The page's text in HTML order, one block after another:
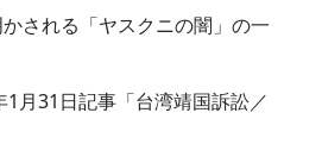
かされる「ヤスクニの闇」の一
1月31日記事「台湾靖国訴訟／